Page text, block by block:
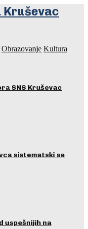
Obrazovanje Kultura
SNS Kruševac
sistematski se
uspešnijih na